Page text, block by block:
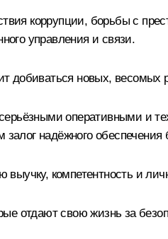
коррупции, борьбы с
управления и связи.
добиваться новых, весомых
оперативными
надёжного
компетентность и
отдают свою жизнь за